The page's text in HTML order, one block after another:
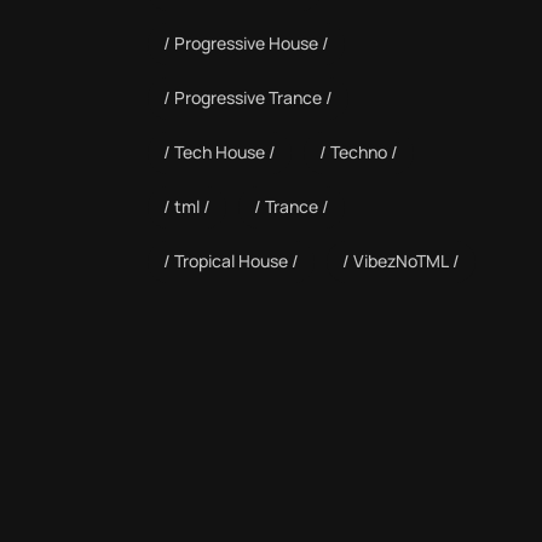
Progressive House
Progressive Trance
Tech House Techno
tml Trance
Tropical House VibezNoTML